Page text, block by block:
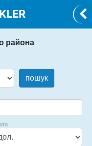
района
пошук